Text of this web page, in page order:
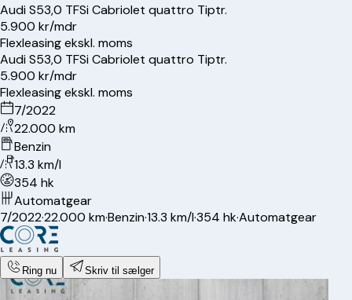
AudiS53,0 TFSi Cabriolet quattro Tiptr.
5.900 kr/mdr
Flexleasing ekskl. moms
AudiS53,0 TFSi Cabriolet quattro Tiptr.
5.900 kr/mdr
Flexleasing ekskl. moms
7/2022
22.000 km
Benzin
13.3 km/l
354 hk
Automatgear
7/2022·22.000 km·Benzin·13.3 km/l·354 hk·Automatgear
Ring nu Skriv til sælger